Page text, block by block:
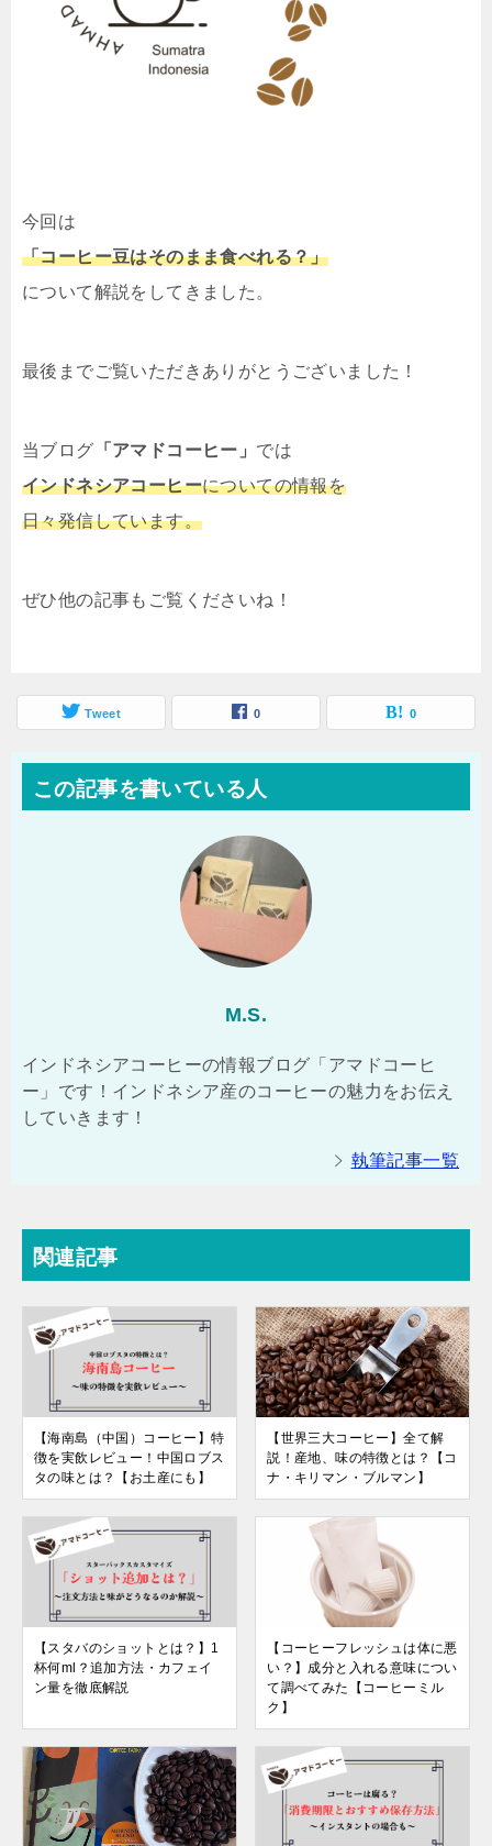
今回は
「コーヒー豆はそのまま食べれる？」
について解説をしてきました。
最後までご覧いただきありがとうございました！
当ブログ 「アマドコーヒー」 では
インドネシアコーヒーについての情報を
日々発信しています。
ぜひ他の記事もご覧くださいね！
Tweet 0 0
この記事を書いている人
M.S.
インドネシアコーヒーの情報ブログ「アマドコーヒ
ー」です！インドネシア産のコーヒーの魅力をお伝え
していきます！
執筆記事一覧
関連記事
【海南島（中国）コーヒー】特
徴を実飲レビュー！中国ロブス
タの味とは？【お土産にも】
【世界三大コーヒー】全て解
説！産地、味の特徴とは？【コ
ナ・キリマン・ブルマン】
【スタバのショットとは？】1
杯何ml？追加方法・カフェイ
ン量を徹底解説
【コーヒーフレッシュは体に悪
い？】成分と入れる意味につい
て調べてみた【コーヒーミル
ク】